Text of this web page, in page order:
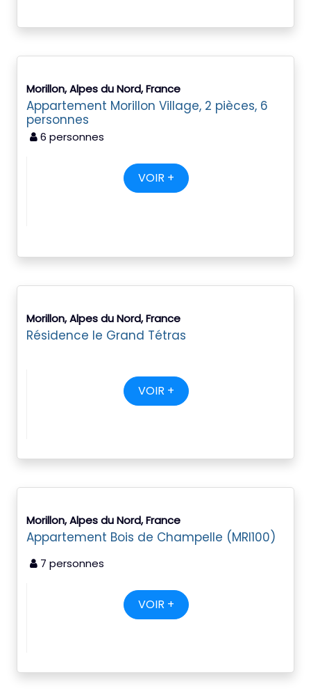
Morillon, Alpes du Nord, France
Appartement Morillon Village, 2 pièces, 6
personnes
6 personnes
VOIR +
Morillon, Alpes du Nord, France
Résidence le Grand Tétras
VOIR +
Morillon, Alpes du Nord, France
Appartement Bois de Champelle (MRI100)
7 personnes
VOIR +